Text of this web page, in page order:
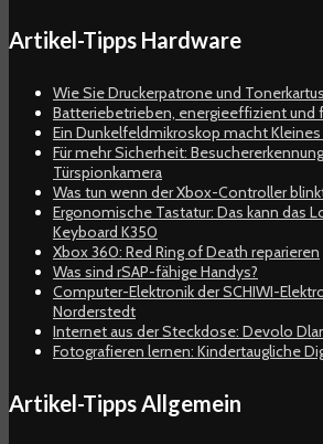
Artikel-Tipps Hardware
Wie Sie Druckerpatrone und
Batteriebetrieben, energieeffizient und
Ein Dunkelfeldmikroskop macht
Für mehr Sicherheit:
Türspionkamera
Was tun wenn der Xbox-Controller
Ergonomische Tastatur: Das kann das
Keyboard K350
Xbox 360: Red Ring of Death reparieren
Was sind rSAP-fähige Handys?
Computer-Elektronik der SCHIWI-
Norderstedt
Internet aus der Steckdose: Devolo
Fotografieren lernen: Kindertaugliche
Artikel-Tipps Allgemein